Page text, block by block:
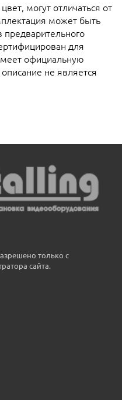
могут отличаться от
может быть
для
официальную
не является
только с
сайта.